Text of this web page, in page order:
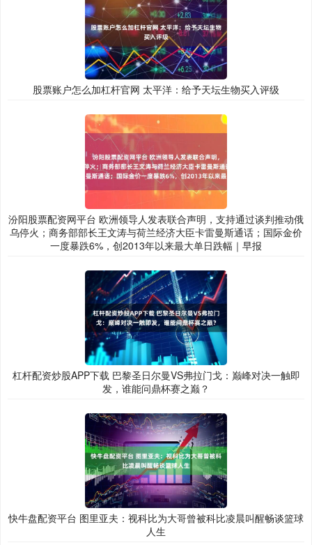
股票账户怎么加杠杆官网 太平洋：给予天坛生物买入评级
汾阳股票配资网平台 欧洲领导人发表联合声明，支持通过谈判推动俄
乌停火；商务部部长王文涛与荷兰经济大臣卡雷曼斯通话；国际金价
一度暴跌6%，创2013年以来最大单日跌幅｜早报
杠杆配资炒股APP下载 巴黎圣日尔曼VS弗拉门戈：巅峰对决一触即
发，谁能问鼎杯赛之巅？
快牛盘配资平台 图里亚夫：视科比为大哥曾被科比凌晨叫醒畅谈篮球
人生